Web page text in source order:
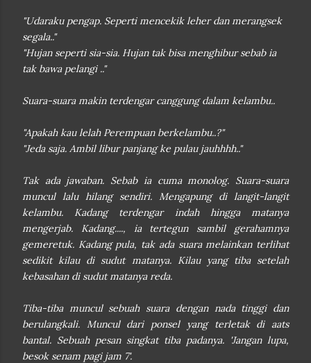
"Udaraku pengap. Seperti mencekik leher dan merangsek
segala.."
"Hujan seperti sia-sia. Hujan tak bisa menghibur sebab ia
tak bawa pelangi .."
Suara-suara makin terdengar canggung dalam kelambu..
"Apakah kau lelah Perempuan berkelambu..?"
"Jeda saja. Ambil libur panjang ke pulau jauhhhh.."
Tak ada jawaban. Sebab ia cuma monolog. Suara-suara
muncul lalu hilang sendiri. Mengapung di langit-langit
kelambu. Kadang terdengar indah hingga matanya
mengerjab. Kadang...., ia tertegun sambil gerahamnya
gemeretuk. Kadang pula, tak ada suara melainkan terlihat
sedikit kilau di sudut matanya. Kilau yang tiba setelah
kebasahan di sudut matanya reda.
Tiba-tiba muncul sebuah suara dengan nada tinggi dan
berulangkali. Muncul dari ponsel yang terletak di aats
bantal. Sebuah pesan singkat tiba padanya. 'Jangan lupa,
besok senam pagi jam 7'.